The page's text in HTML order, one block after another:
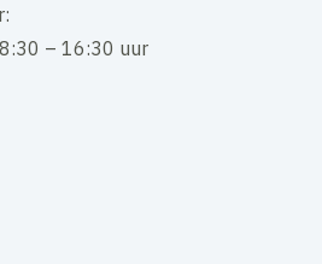
– 16:30 uur